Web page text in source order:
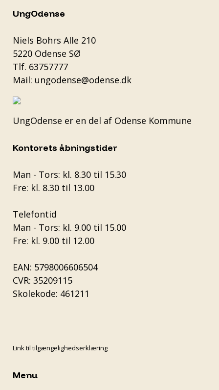
UngOdense
Niels Bohrs Alle 210
5220 Odense SØ
Tlf. 63757777
Mail: ungodense@odense.dk
UngOdense er en del af Odense Kommune
Kontorets åbningstider
Man - Tors: kl. 8.30 til 15.30
Fre: kl. 8.30 til 13.00
Telefontid
Man - Tors: kl. 9.00 til 15.00
Fre: kl. 9.00 til 12.00
EAN: 5798006606504
CVR: 35209115
Skolekode: 461211
Link til tilgængelighedserklæring
Menu